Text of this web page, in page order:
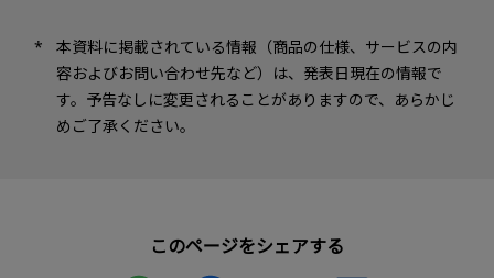
本資料に掲載されている情報（商品の仕様、サービスの内
容およびお問い合わせ先など）は、発表日現在の情報で
す。予告なしに変更されることがありますので、あらかじ
めご了承ください。
このページをシェアする